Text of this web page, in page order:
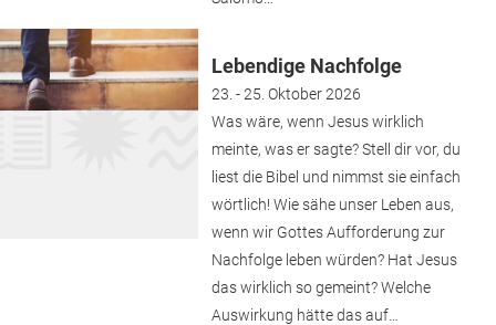
Lebendige Nachfolge
23. - 25. Oktober 2026
Was wäre, wenn Jesus wirklich
meinte, was er sagte? Stell dir vor, du
liest die Bibel und nimmst sie einfach
wörtlich! Wie sähe unser Leben aus,
wenn wir Gottes Aufforderung zur
Nachfolge leben würden? Hat Jesus
das wirklich so gemeint? Welche
Auswirkung hätte das auf…